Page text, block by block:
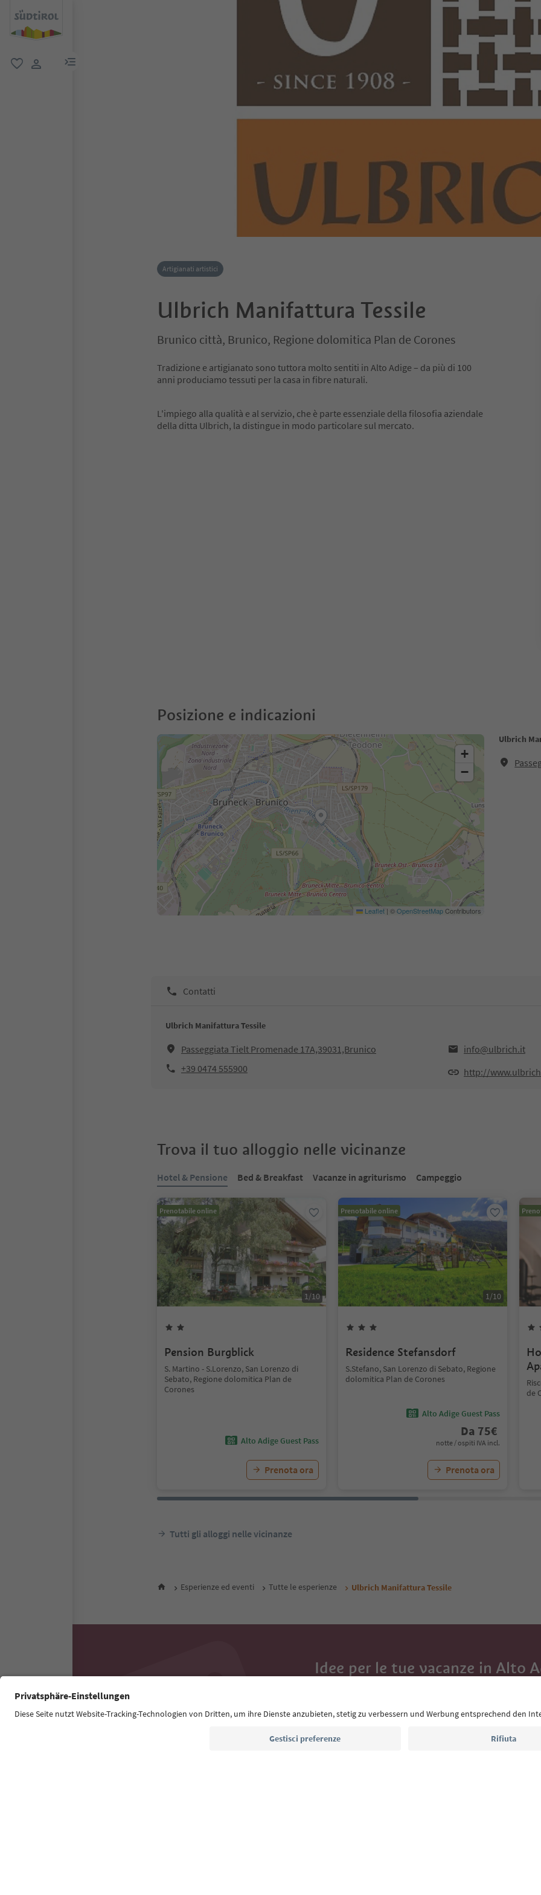
menu link
Artigianati artistici
Ulbrich Manifattura Tessile
Brunico città, Brunico, Regione dolomitica Plan de Corones
Tradizione e artigianato sono tuttora molto sentiti in Alto Adige – da più di 100
anni produciamo tessuti per la casa in fibre naturali.
L'impiego alla qualità e al servizio, che è parte essenziale della filosofia aziendale
della ditta Ulbrich, la distingue in modo particolare sul mercato.
Posizione e indicazioni
Ulbrich
+
−
Leaflet | ©OpenStreetMapContributors
Contatti
Ulbrich Manifattura Tessile
Passeggiata Tielt Promenade 17A,39031,Brunico
info@ulbrich.it
+39 0474 555900
http://
Trova il tuo alloggio nelle vicinanze
Hotel & Pensione Bed & Breakfast Vacanze in agriturismo Campeggio
Prenotabile online
1/10
Pension Burgblick
S. Martino - S.Lorenzo, San Lorenzo di
Sebato, Regione dolomitica Plan de
Corones
Alto Adige Guest Pass
Prenota ora
Prenotabile online
1/10
Residence Stefansdorf
S.Stefano, San Lorenzo di Sebato, Regione
dolomitica Plan de Corones
Alto Adige Guest Pass
Da 75€
notte / ospiti IVA incl.
Prenota ora
de
Tutti gli alloggi nelle vicinanze
Esperienze ed eventi Tutte le esperienze Ulbrich Manifattura Tessile
Idee per le tue vacanze in Alto
eventi da non perdere e ricette tipiche.